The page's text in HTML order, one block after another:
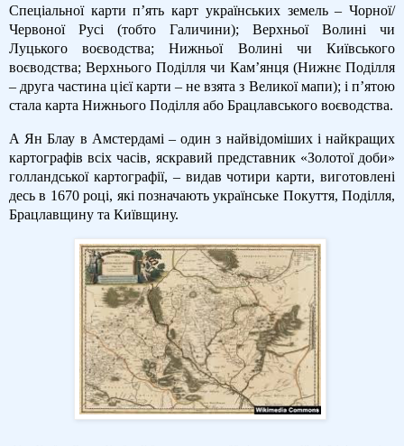
Спеціальної карти п’ять карт українських земель – Чорної/
Червоної Русі (тобто Галичини); Верхньої Волині чи
Луцького воєводства; Нижньої Волині чи Київського
воєводства; Верхнього Поділля чи Кам’янця (Нижнє Поділля
– друга частина цієї карти – не взята з Великої мапи); і п’ятою
стала карта Нижнього Поділля або Брацлавського воєводства.
А Ян Блау в Амстердамі – один з найвідоміших і найкращих
картографів всіх часів, яскравий представник «Золотої доби»
голландської картографії, – видав чотири карти, виготовлені
десь в 1670 році, які позначають українське Покуття, Поділля,
Брацлавщину та Київщину.